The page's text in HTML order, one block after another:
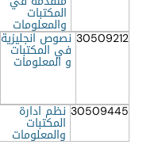
المكتبات
والمعلومات
30509212 نصوص انجليزية
في المكتبات
و المعلومات
30509445 نظم ادارة
المكتبات
والمعلومات